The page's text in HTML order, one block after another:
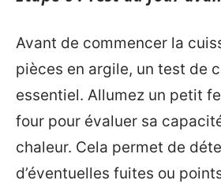
Avant de commencer la
pièces en argile, un test de
essentiel. Allumez un petit
four pour évaluer sa
chaleur. Cela permet de
d’éventuelles fuites ou